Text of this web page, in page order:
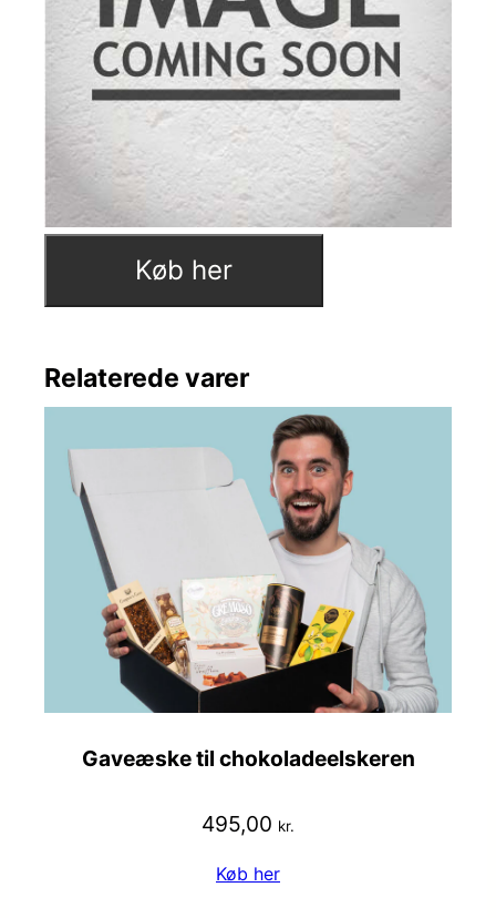
Køb her
Relaterede varer
Gaveæske til chokoladeelskeren
495,00 kr.
Køb her